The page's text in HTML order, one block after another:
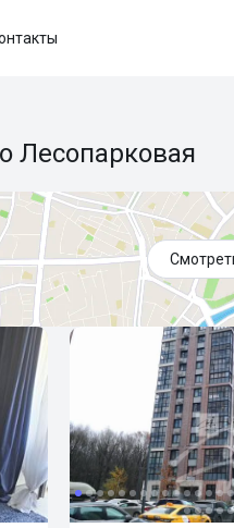
Лесопарковая